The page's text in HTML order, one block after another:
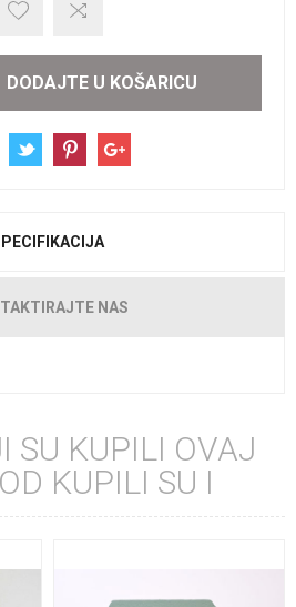
DODAJTE U KOŠARICU
NAS
SU KUPILI OVAJ
KUPILI SU I